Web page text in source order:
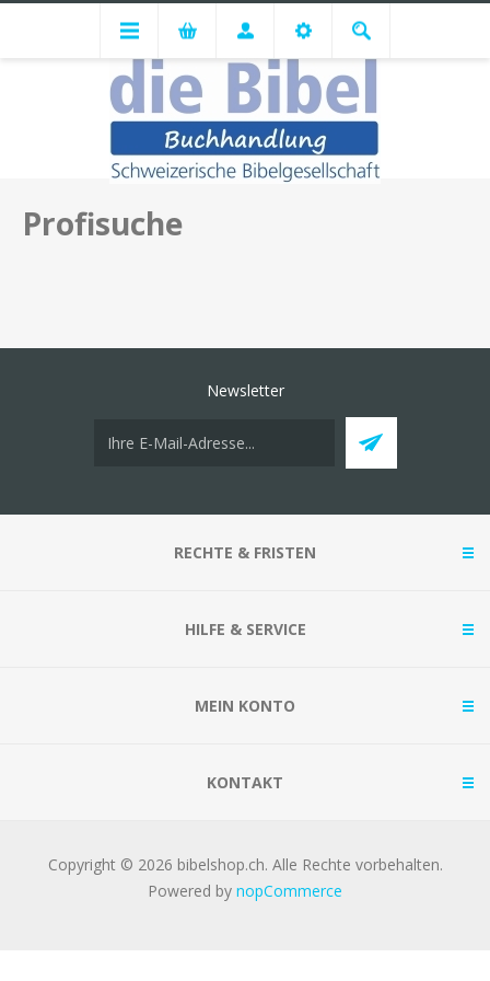
Profisuche
Newsletter
RECHTE & FRISTEN
HILFE & SERVICE
MEIN KONTO
KONTAKT
Copyright © 2026 bibelshop.ch. Alle Rechte vorbehalten.
Powered by nopCommerce